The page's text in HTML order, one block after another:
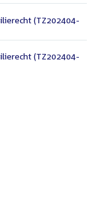
(TZ202404-
(TZ202404-